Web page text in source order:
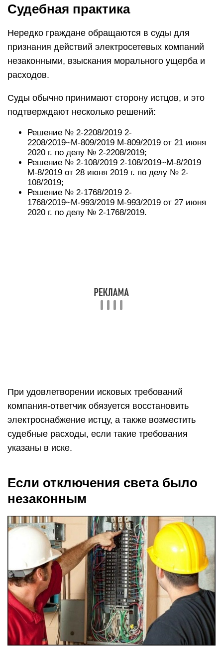
При удовлетворении исковых требований
электроснабжение истцу, а также возместить
судебные расходы, если такие требования
указаны в иске.
Если отключения света было
незаконным
услугам. Это первая «инстанция», откуда можно
получить доступ к остальным. Однако, что
делать, если отключение было незаконным. Вот
какие есть варианты:
жалоба в компанию, которая поставляет
и прокуратуру.
В зависимости от характера нарушения, мотивов
и последствий может быть назначена
следующая ответственность:
Административная. Актуальна при
отключениях такого типа, когда следствием
стала поломка любого электрооборудования.
Помимо, действия также могут быть
рассмотрены как самоуправство, что ведет за
собой оформление штрафа. Если
производится частое отключения, то
выплачивается штраф по причине
несоблюдения обеспечения коммунальными
услугами. И выплата производится не только